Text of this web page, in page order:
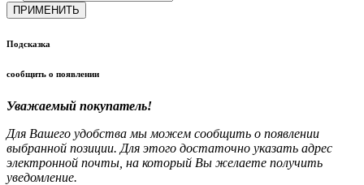
ПРИМЕНИТЬ
Подсказка
сообщить о появлении
Уважаемый покупатель!
Для Вашего удобства мы можем сообщить о появлении
выбранной позиции. Для этого достаточно указать адрес
электронной почты, на который Вы желаете получить
уведомление.